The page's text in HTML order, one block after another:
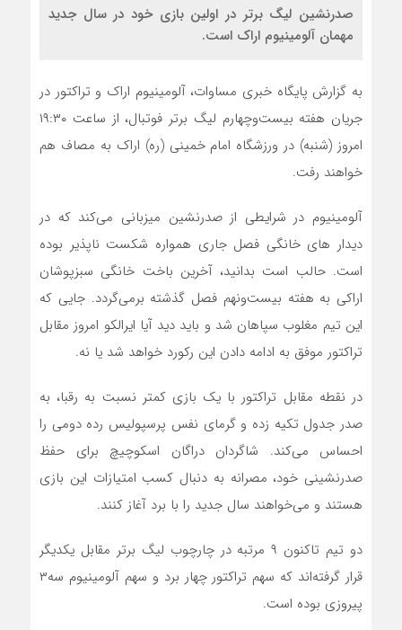
صدرنشین لیگ برتر در اولین بازی خود در سال جدید
مهمان آلومینیوم اراک است.
به گزارش پایگاه خبری مساوات، آلومینیوم اراک و تراکتور در
جریان هفته بیست‌وچهارم لیگ برتر فوتبال، از ساعت ۱۹:۳۰
امروز (شنبه) در ورزشگاه امام خمینی (ره) اراک به مصاف هم
خواهند رفت.
آلومینیوم در شرایطی از صدرنشین میزبانی می‌کند که در
دیدار های خانگی فصل جاری همواره شکست ناپذیر بوده
است. حالب است بدانید، آخرین باخت خانگی سبزپوشان
اراکی به هفته بیست‌ونهم فصل گذشته برمی‌گردد. جایی که
این تیم مغلوب سپاهان شد و باید دید آیا ایرالکو امروز مقابل
تراکتور موفق به ادامه دادن این رکورد خواهد شد یا نه.
در نقطه مقابل تراکتور با یک بازی کمتر نسبت به رقبا، به
صدر جدول تکیه زده و گرمای نفس پرسپولیس رده دومی را
احساس می‌کند. شاگردان دراگان اسکوچیچ برای حفظ
صدرنشینی خود، مصرانه به دنبال کسب امتیازات این بازی
هستند و می‌خواهند سال جدید را با برد آغاز کنند.
دو تیم تاکنون‌ ۹ مرتبه در چارچوب لیگ برتر مقابل یکدیگر
قرار گرفته‌اند که سهم تراکتور چهار برد و سهم آلومینیوم سه۳
پیروزی بوده است.